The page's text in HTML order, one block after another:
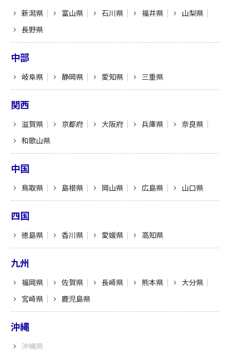
新潟県 富山県 石川県 福井県
山梨県
長野県
中部
岐阜県 静岡県 愛知県 三重県
関西
滋賀県 京都府 大阪府 兵庫県
奈良県
和歌山県
中国
鳥取県 島根県 岡山県 広島県 山口県
四国
徳島県 香川県 愛媛県 高知県
九州
福岡県 佐賀県 長崎県 熊本県
大分県
宮崎県
鹿児島県
沖縄
沖縄県